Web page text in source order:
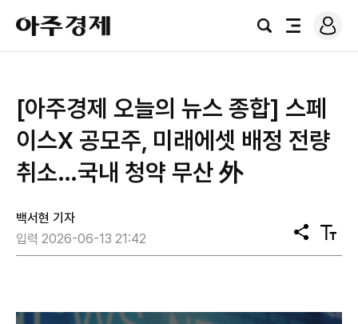
아
주
경
검
전
로
그
[아주경제 오늘의 뉴스 종합] 스페
이스X 공모주, 미래에셋 배정 전량
취소…국내 청약 무산 外
백서현 기자
입력 2026-06-13 21:42
공
유
텍
스